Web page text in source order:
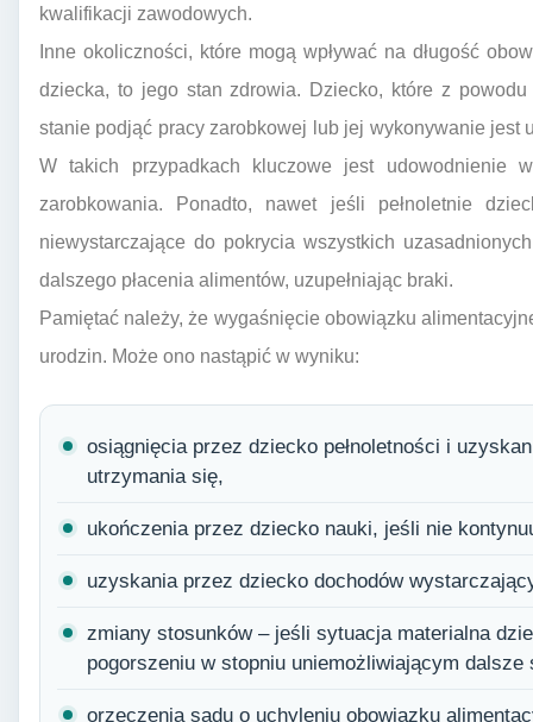
kwalifikacji zawodowych.
Inne okoliczności, które mogą wpływać na długość
dziecka, to jego stan zdrowia. Dziecko, które z
stanie podjąć pracy zarobkowej lub jej wykonywanie jest
W takich przypadkach kluczowe jest udowodnienie
zarobkowania. Ponadto, nawet jeśli pełnoletnie
niewystarczające do pokrycia wszystkich
dalszego płacenia alimentów, uzupełniając braki.
Pamiętać należy, że wygaśnięcie obowiązku
urodzin. Może ono nastąpić w wyniku:
osiągnięcia przez dziecko pełnoletności i
utrzymania się,
ukończenia przez dziecko nauki, jeśli nie
uzyskania przez dziecko dochodów
zmiany stosunków – jeśli sytuacja materialna
pogorszeniu w stopniu uniemożliwiającym dalsze
orzeczenia sądu o uchyleniu obowiązku